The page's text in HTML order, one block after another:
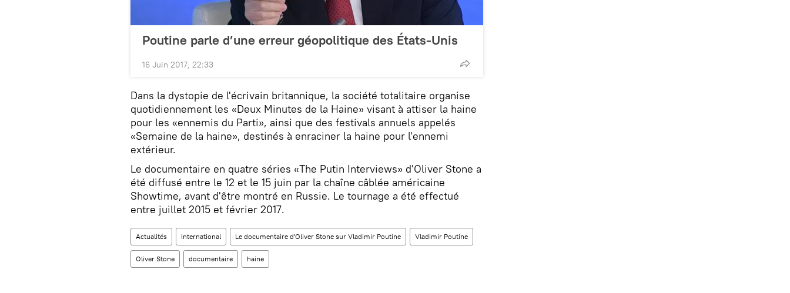
Poutine parle d’une erreur géopolitique des États-Unis
16 Juin 2017, 22:33
Dans la dystopie de l'écrivain britannique, la société totalitaire organise
quotidiennement les «Deux Minutes de la Haine» visant à attiser la haine
pour les «ennemis du Parti», ainsi que des festivals annuels appelés
«Semaine de la haine», destinés à enraciner la haine pour l'ennemi
extérieur.
Le documentaire en quatre séries «The Putin Interviews» d'Oliver Stone a
été diffusé entre le 12 et le 15 juin par la chaîne câblée américaine
Showtime, avant d'être montré en Russie. Le tournage a été effectué
entre juillet 2015 et février 2017.
Actualités International Le documentaire d'Oliver Stone sur Vladimir Poutine Vladimir Poutine
Oliver Stone documentaire haine